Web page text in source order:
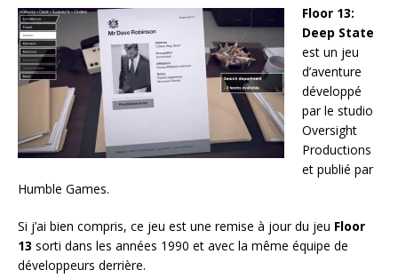
Floor 13:
Deep State
est un jeu
d’aventure
développé
par le studio
Oversight
Productions
et publié par
Humble Games.
Si j’ai bien compris, ce jeu est une remise à jour du jeu Floor
13 sorti dans les années 1990 et avec la même équipe de
développeurs derrière.